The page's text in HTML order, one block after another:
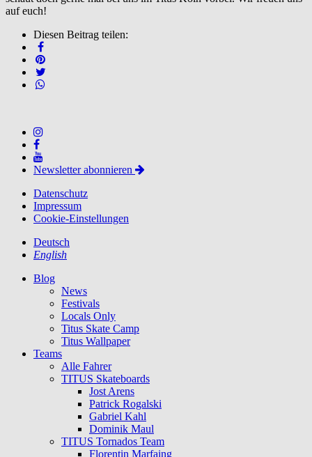
auf euch!
Diesen Beitrag teilen:
Newsletter abonnieren
Datenschutz
Impressum
Cookie-Einstellungen
Deutsch
English
Blog
News
Festivals
Locals Only
Titus Skate Camp
Titus Wallpaper
Teams
Alle Fahrer
TITUS Skateboards
Jost Arens
Patrick Rogalski
Gabriel Kahl
Dominik Maul
TITUS Tornados Team
Florentin Marfaing